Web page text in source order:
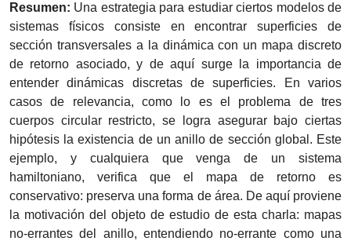
Resumen: Una estrategia para estudiar ciertos modelos de
sistemas físicos consiste en encontrar superficies de
sección transversales a la dinámica con un mapa discreto
de retorno asociado, y de aquí surge la importancia de
entender dinámicas discretas de superficies. En varios
casos de relevancia, como lo es el problema de tres
cuerpos circular restricto, se logra asegurar bajo ciertas
hipótesis la existencia de un anillo de sección global. Este
ejemplo, y cualquiera que venga de un sistema
hamiltoniano, verifica que el mapa de retorno es
conservativo: preserva una forma de área. De aquí proviene
la motivación del objeto de estudio de esta charla: mapas
no-errantes del anillo, entendiendo no-errante como una